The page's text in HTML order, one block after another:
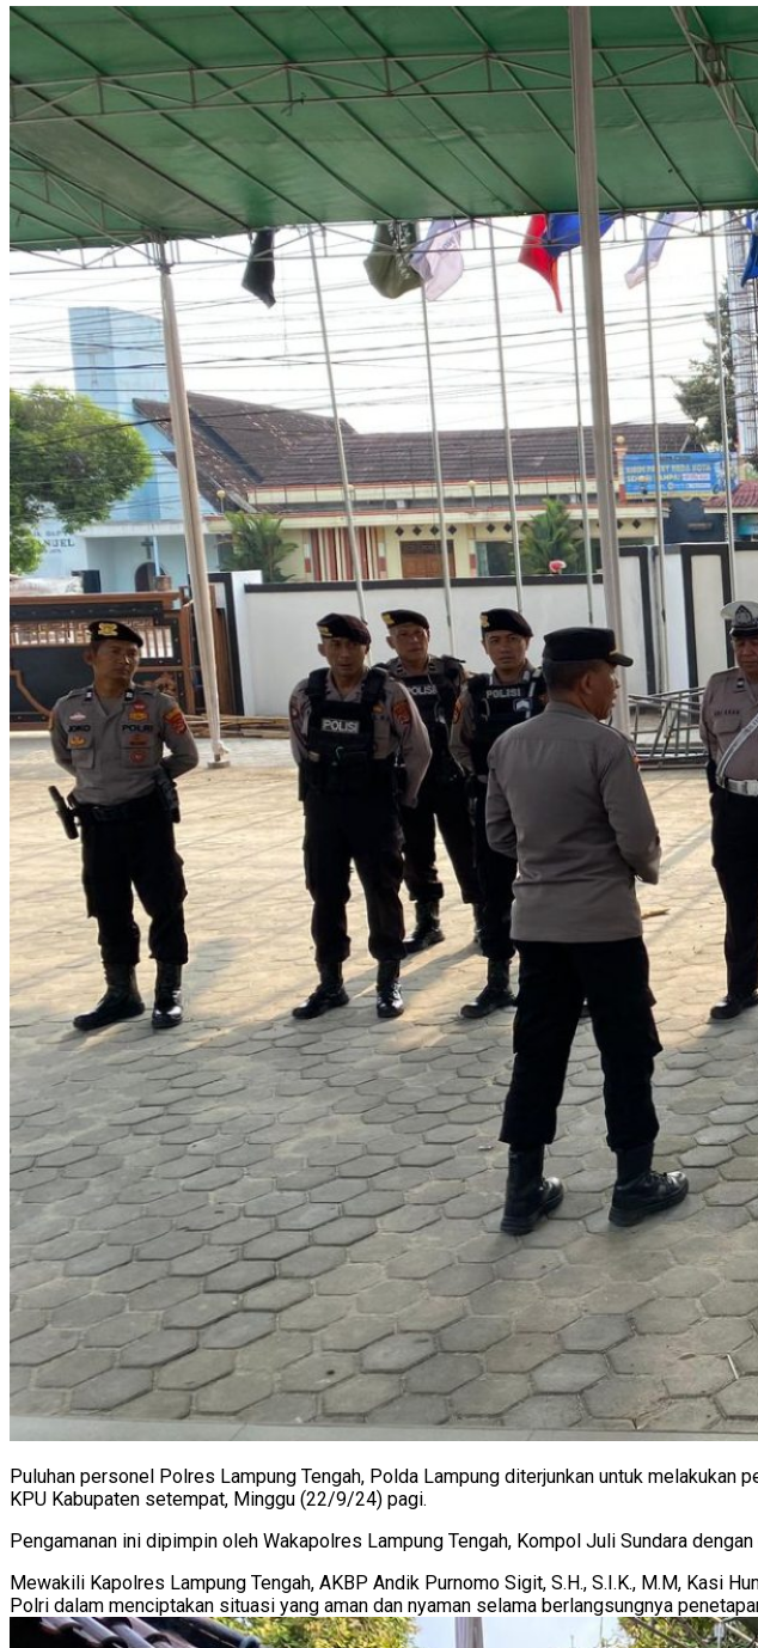
Puluhan personel Polres Lampung Tengah, Polda Lampung diterjunkan untuk melakukan
KPU Kabupaten setempat, Minggu (22/9/24) pagi.
Pengamanan ini dipimpin oleh Wakapolres Lampung Tengah, Kompol Juli Sundara
Mewakili Kapolres Lampung Tengah, AKBP Andik Purnomo Sigit, S.H., S.I.K., M.M, Kasi
Polri dalam menciptakan situasi yang aman dan nyaman selama berlangsungnya